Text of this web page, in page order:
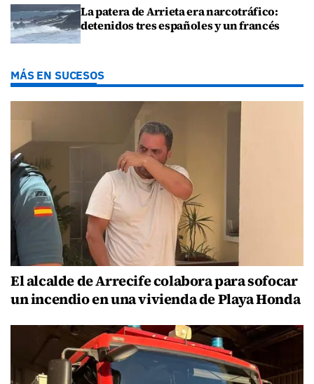
La patera de Arrieta era narcotráfico:
detenidos tres españoles y un francés
MÁS EN SUCESOS
El alcalde de Arrecife colabora para sofocar
un incendio en una vivienda de Playa Honda